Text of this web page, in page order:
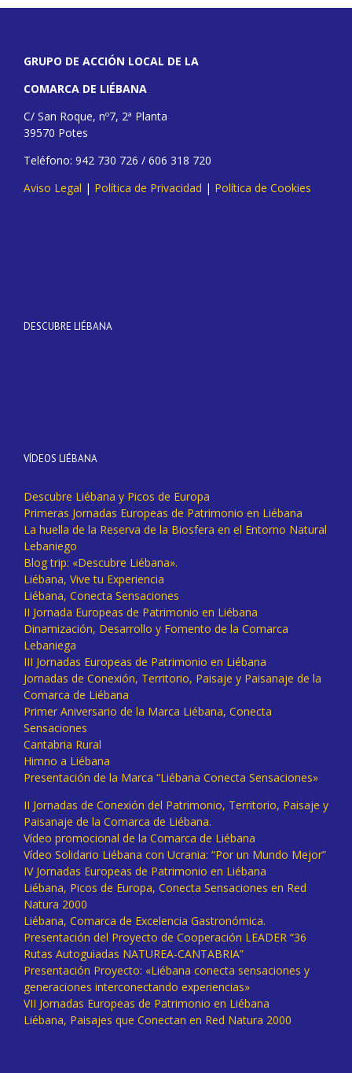
GRUPO DE ACCIÓN LOCAL DE LA
COMARCA DE LIÉBANA
C/ San Roque, nº7, 2ª Planta
39570 Potes
Teléfono: 942 730 726 / 606 318 720
Aviso Legal | Política de Privacidad | Política de Cookies
DESCUBRE LIÉBANA
VÍDEOS LIÉBANA
Descubre Liébana y Picos de Europa
Primeras Jornadas Europeas de Patrimonio en Liébana
La huella de la Reserva de la Biosfera en el Entorno Natural
Lebaniego
Blog trip: «Descubre Liébana».
Liébana, Vive tu Experiencia
Liébana, Conecta Sensaciones
II Jornada Europeas de Patrimonio en Liébana
Dinamización, Desarrollo y Fomento de la Comarca
Lebaniega
III Jornadas Europeas de Patrimonio en Liébana
Jornadas de Conexión, Territorio, Paisaje y Paisanaje de la
Comarca de Liébana
Primer Aniversario de la Marca Liébana, Conecta
Sensaciones
Cantabria Rural
Himno a Liébana
Presentación de la Marca “Liébana Conecta Sensaciones»
II Jornadas de Conexión del Patrimonio, Territorio, Paisaje y
Paisanaje de la Comarca de Liébana.
Vídeo promocional de la Comarca de Liébana
Vídeo Solidario Liébana con Ucrania: “Por un Mundo Mejor”
IV Jornadas Europeas de Patrimonio en Liébana
Liébana, Picos de Europa, Conecta Sensaciones en Red
Natura 2000
Liébana, Comarca de Excelencia Gastronómica.
Presentación del Proyecto de Cooperación LEADER “36
Rutas Autoguiadas NATUREA-CANTABRIA”
Presentación Proyecto: «Liébana conecta sensaciones y
generaciones interconectando experiencias»
VII Jornadas Europeas de Patrimonio en Liébana
Liébana, Paisajes que Conectan en Red Natura 2000